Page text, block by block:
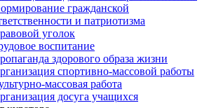
гражданской
и патриотизма
уголок
воспитание
здорового образа жизни
спортивно-массовой работы
массовая работа
досуга учащихся